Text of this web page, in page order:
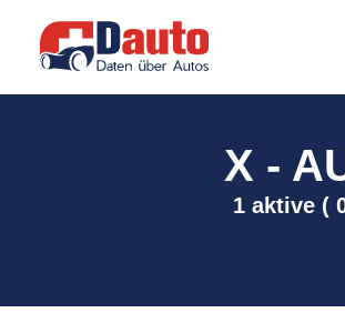
X -
1 aktive (